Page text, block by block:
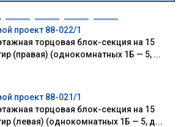
проект 88-022/1
торцовая блок-секция на 15
(правая) (однокомнатных 1Б — 5, ...
проект 88-021/1
торцовая блок-секция на 15
(левая) (однокомнатных 1Б — 5, д...